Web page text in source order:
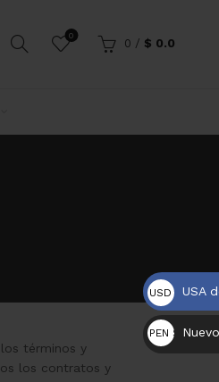
0
0 / $ 0.0
términos y
los contratos y
USD $USA
PEN S/.